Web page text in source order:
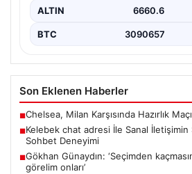
ALTIN 6660.6
BTC 3090657
Son Eklenen Haberler
■Chelsea, Milan Karşısında Hazırlık
■Kelebek chat adresi İle Sanal
Sohbet Deneyimi
■Gökhan Günaydın: ‘Seçimden
görelim onları’